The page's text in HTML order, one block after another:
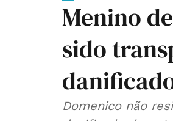
Menino
sido
Domenico não